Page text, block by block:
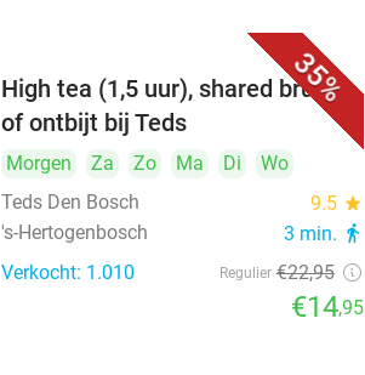
35%
High tea (1,5 uur), shared brunch
of ontbijt bij Teds
Morgen Za Zo Ma Di
Wo
Teds Den Bosch
9.5 star
's-Hertogenbosch 3 min. directions_walk
Verkocht: 1.010 Regulier €22,95
€14,95